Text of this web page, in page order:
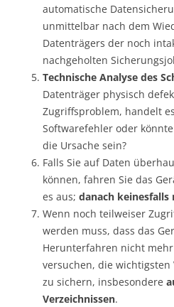
automatische
unmittelbar nach dem
Datenträgers der noch
nachgeholten
Technische Analyse des
Datenträger physisch
Zugriffsproblem, handelt
Softwarefehler oder
die Ursache sein?
Falls Sie auf Daten
können, fahren Sie das
es aus; danach
Wenn noch teilweiser
werden muss, dass das
Herunterfahren nicht
versuchen, die wichtigsten
zu sichern, insbesondere
Verzeichnissen.